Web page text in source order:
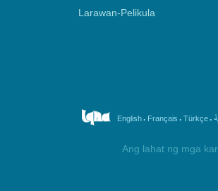
Larawan-Pelikula
English. Français . Türkçe.
Ang lahat ng mga